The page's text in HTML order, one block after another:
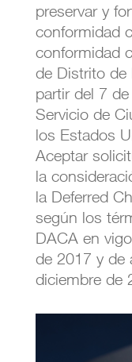
preservar y
conformidad
conformidad
de Distrito de
partir del 7
Servicio de
los Estados
Aceptar
la
la Deferred
según los
DACA en
de 2017 y de
diciembre de